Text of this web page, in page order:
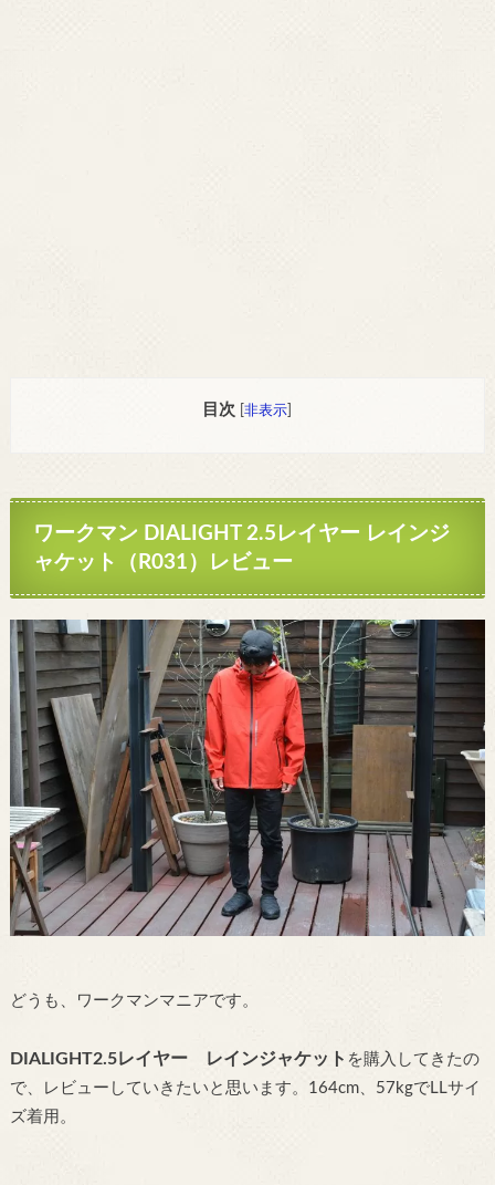
目次 [非表示
ワークマン DIALIGHT 2.5レイヤー レインジ
ャケット（R031）レビュー
どうも、ワークマンマニアです。
DIALIGHT2.5レイヤー レインジャケット を購入してきたの
で、レビューしていきたいと思います。164cm、57kgでLLサイ
ズ着用。